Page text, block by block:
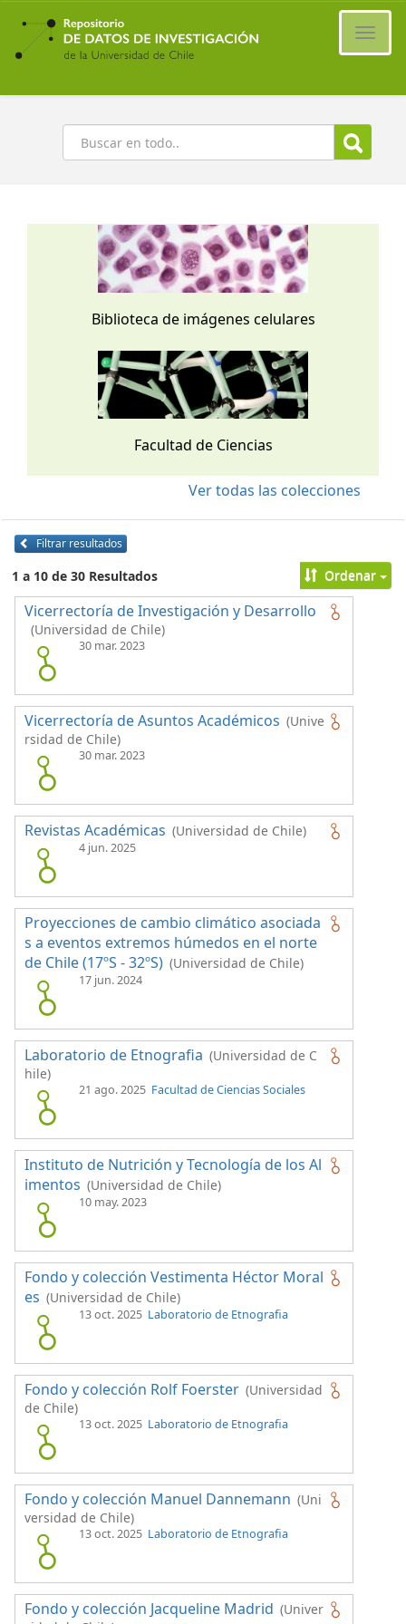
Ir
contenido
principal
Buscar
Biblioteca de imágenes celulares
Facultad de Ciencias
Ver todas las colecciones
Filtrar resultados
1 a 10 de 30 Resultados Ordenar
Vicerrectoría de Investigación y Desarrollo
(Universidad de Chile)
30 mar. 2023
Vicerrectoría de Asuntos Académicos (Unive
rsidad de Chile)
30 mar. 2023
Revistas Académicas (Universidad de Chile)
4 jun. 2025
Proyecciones de cambio climático asociada
s a eventos extremos húmedos en el norte
de Chile (17ºS - 32ºS) (Universidad de Chile)
17 jun. 2024
Laboratorio de Etnografia (Universidad de C
hile)
21 ago. 2025 Facultad de Ciencias Sociales
Instituto de Nutrición y Tecnología de los Al
imentos (Universidad de Chile)
10 may. 2023
Fondo y colección Vestimenta Héctor Moral
es (Universidad de Chile)
13 oct. 2025 Laboratorio de Etnografia
Fondo y colección Rolf Foerster (Universidad
de Chile)
13 oct. 2025 Laboratorio de Etnografia
Fondo y colección Manuel Dannemann (Uni
versidad de Chile)
13 oct. 2025 Laboratorio de Etnografia
Fondo y colección Jacqueline Madrid (Univer